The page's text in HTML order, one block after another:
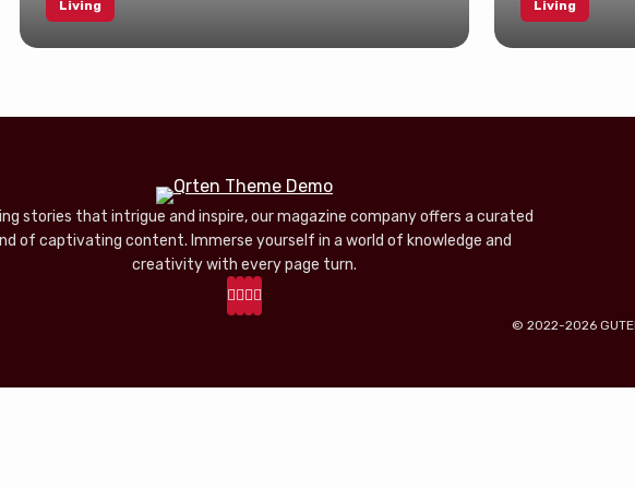
Living Living
stories that intrigue and inspire, our magazine company offers a curated
of captivating content. Immerse yourself in a world of knowledge and
creativity with every page turn.
© 2022-2026